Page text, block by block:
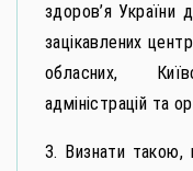
здоров’я України
зацікавлених
обласних,
адміністрацій та
3. Визнати такою,